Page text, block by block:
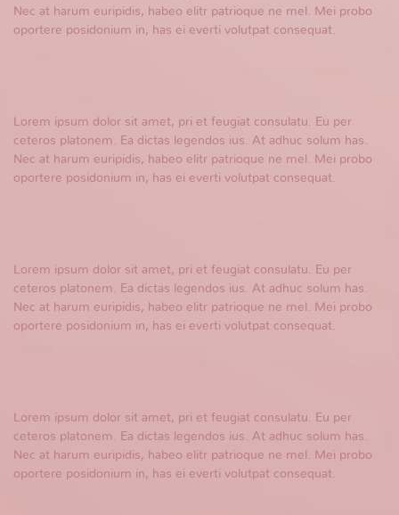
Nec at harum euripidis, habeo elitr patrioque ne mel. Mei probo
oportere posidonium in, has ei everti volutpat consequat.
Lorem ipsum dolor sit amet, pri et feugiat consulatu. Eu per
ceteros platonem. Ea dictas legendos ius. At adhuc solum has.
Nec at harum euripidis, habeo elitr patrioque ne mel. Mei probo
oportere posidonium in, has ei everti volutpat consequat.
Lorem ipsum dolor sit amet, pri et feugiat consulatu. Eu per
ceteros platonem. Ea dictas legendos ius. At adhuc solum has.
Nec at harum euripidis, habeo elitr patrioque ne mel. Mei probo
oportere posidonium in, has ei everti volutpat consequat.
Lorem ipsum dolor sit amet, pri et feugiat consulatu. Eu per
ceteros platonem. Ea dictas legendos ius. At adhuc solum has.
Nec at harum euripidis, habeo elitr patrioque ne mel. Mei probo
oportere posidonium in, has ei everti volutpat consequat.